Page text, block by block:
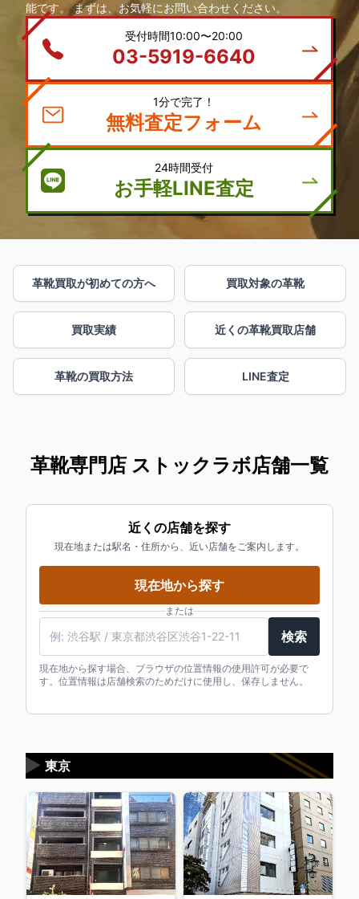
能です。 まずは、お気軽にお問い合わせください。
受付時間10:00〜20:00
03-5919-6640
1分で完了！
無料査定フォーム
24時間受付
お手軽LINE査定
革靴買取が初めての方へ 買取対象の革靴
買取実績 近くの革靴買取店舗
革靴の買取方法 LINE査定
革靴専門店 ストックラボ店舗一覧
近くの店舗を探す
現在地または駅名・住所から、近い店舗をご案内します。
現在地から探す
または
検索
現在地から探す場合、ブラウザの位置情報の使用許可が必要で
す。位置情報は店舗検索のためだけに使用し、保存しません。
東京
▶